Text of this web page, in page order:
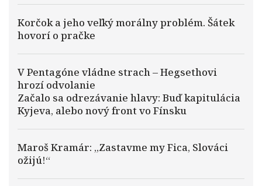
Korčok a jeho veľký morálny problém. Šátek
hovorí o pračke
V Pentagóne vládne strach – Hegsethovi
hrozí odvolanie
Začalo sa odrezávanie hlavy: Buď kapitulácia
Kyjeva, alebo nový front vo Fínsku
Maroš Kramár: „Zastavme my Fica, Slováci
ožijú!“